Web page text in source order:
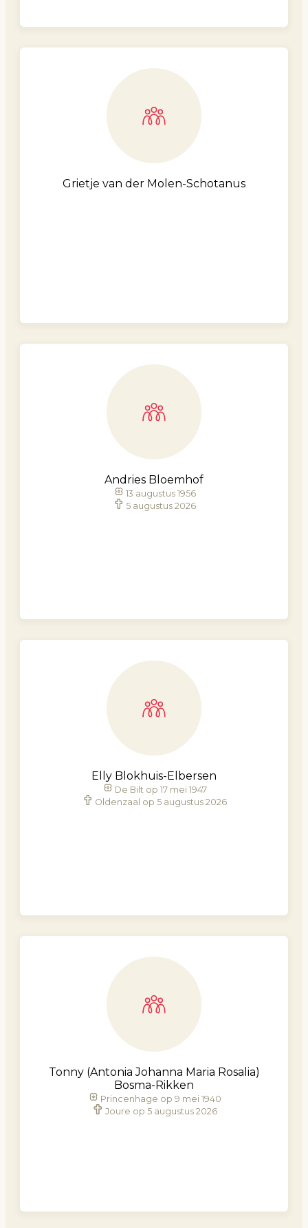
Grietje van der Molen-Schotanus
Andries Bloemhof
13 augustus 1956
5 augustus 2026
Elly Blokhuis-Elbersen
De Bilt op 17 mei 1947
Oldenzaal op 5 augustus 2026
Tonny (Antonia Johanna Maria Rosalia)
Bosma-Rikken
Princenhage op 9 mei 1940
Joure op 5 augustus 2026